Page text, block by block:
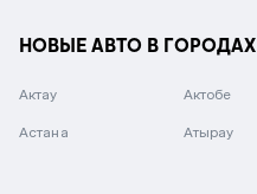
НОВЫЕ АВТО В ГОРОДАХ
Актау Актобе
Астана Атырау